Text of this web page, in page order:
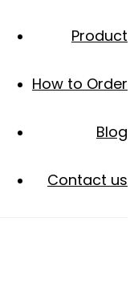
Product
How to Order
Blog
Contact us